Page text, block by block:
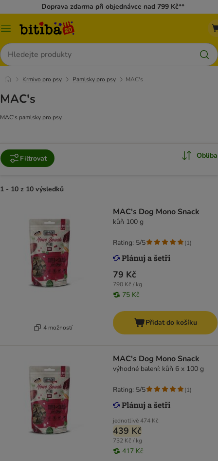
Doprava zdarma při objednávce nad 799 Kč**
Kategorie
Hledat
Krmivo pro psy Pamlsky pro psy MAC's
MAC's
MAC's pamlsky pro psy.
Filtrovat Obliba
1 - 10 z 10 výsledků
4 možností
MAC's Dog Mono Snack
kůň 100 g
79 Kč
790 Kč / kg
75 Kč
Rating: 5/5 (1)
Přidat do košíku
MAC's Dog Mono Snack
výhodné balení: kůň 6 x 100 g
jednotlivě474 Kč
439 Kč
732 Kč / kg
417 Kč
Rating: 5/5 (1)